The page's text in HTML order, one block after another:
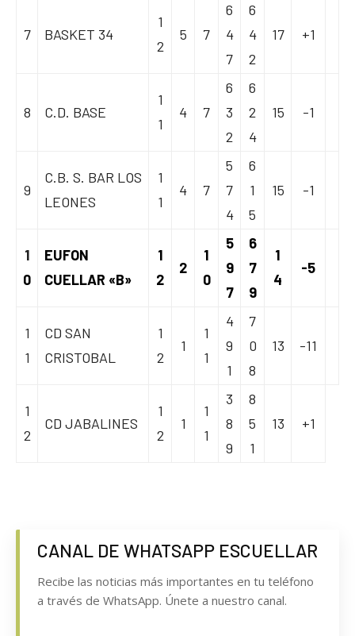
7 BASKET 34
1
2
5 7
6
4
7
6
4
2
17 +1
8 C.D. BASE
1
1
4 7
6
3
2
6
2
4
15 -1
9
C.B. S. BAR LOS
LEONES
1
1
4 7
5
7
4
6
1
5
15 -1
1
0
EUFON
CUELLAR «B»
1
2
2
1
0
5
9
7
6
7
9
1
4
-5
1
1
CD SAN
CRISTOBAL
1
2
1
1
1
4
9
1
7
0
8
13 -11
1
2
CD JABALINES
1
2
1
1
1
3
8
9
8
5
1
13 +1
CANAL DE WHATSAPP ESCUELLAR
Recibe las noticias más importantes en tu teléfono
a través de WhatsApp. Únete a nuestro canal.